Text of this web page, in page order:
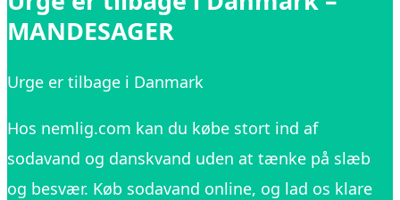
MANDESAGER
Urge er tilbage i Danmark
Hos nemlig.com kan du købe stort ind af
sodavand og danskvand uden at tænke på slæb
og besvær. Køb sodavand online, og lad os klare